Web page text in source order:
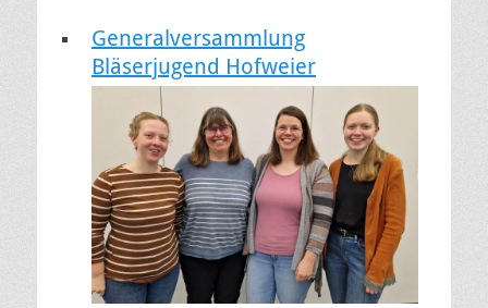
Generalversammlung
Bläserjugend Hofweier